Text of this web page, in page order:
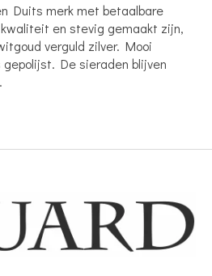
Duits merk met betaalbare
en stevig gemaakt zijn,
verguld zilver. Mooi
De sieraden blijven